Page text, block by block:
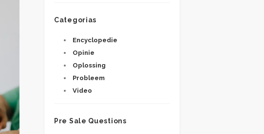
Categorias
Encyclopedie
Opinie
Oplossing
Probleem
Video
Pre Sale Questions